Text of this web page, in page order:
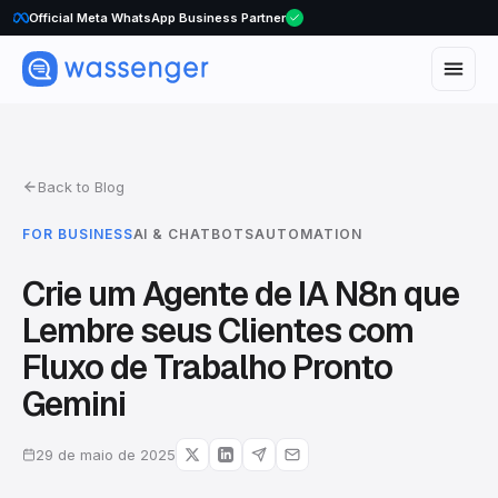
WhatsApp Voice Calls are here
Back to Blog
FOR BUSINESSAI & CHATBOTSAUTOMATION
Crie um Agente de IA N8n que
Lembre seus Clientes com
Fluxo de Trabalho Pronto
Gemini
29 de maio de 2025